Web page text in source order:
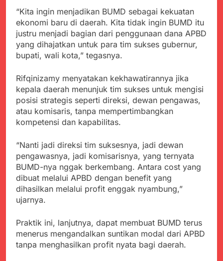
Kab. Sukabumi yang
akan Kadaluarsa.
Juli 20, 2024
Tunjukan
Perhatiannya, Satgas
Yonif 310/KK Berikan
Bantuan Duka Cita
Juli 20, 2024
Polda Jabar Beberkan
Terbaru Kasus Dago
Elos
Juli 20, 2024
Kejaksaan Negeri Kab
Sukabumi didesak usut
Tuntas Dugaan
penyelewengan
Juli 19, 2024
Diduga Kuat
Sukabumi
menyalahgunakan
Anggaran Thn 2023.
Juli 19, 2024
Sambut Tahun Ajaran
Baru, Satgas Yonif
310/KK Ajak Pelajar
Bersihkan Lingkungan
Sekolah
Juli 19, 2024
Selisih APBD Tahun
Data Ganda Capai 6
Juta, BGN Benahi Basis
Penerima Program
Makan Bergizi Gratis
Agustus 6, 2026
“Kita ingin menjadikan BUMD sebagai kekuatan
ekonomi baru di daerah. Kita tidak ingin BUMD itu
justru menjadi bagian dari penggunaan dana APBD
yang dihajatkan untuk para tim sukses gubernur,
bupati, wali kota,” tegasnya.
Rifqinizamy menyatakan kekhawatirannya jika
kepala daerah menunjuk tim sukses untuk mengisi
posisi strategis seperti direksi, dewan pengawas,
atau komisaris, tanpa mempertimbangkan
kompetensi dan kapabilitas.
“Nanti jadi direksi tim suksesnya, jadi dewan
pengawasnya, jadi komisarisnya, yang ternyata
BUMD-nya nggak berkembang. Antara cost yang
dibuat melalui APBD dengan benefit yang
dihasilkan melalui profit enggak nyambung,”
ujarnya.
Praktik ini, lanjutnya, dapat membuat BUMD terus
menerus mengandalkan suntikan modal dari APBD
tanpa menghasilkan profit nyata bagi daerah.